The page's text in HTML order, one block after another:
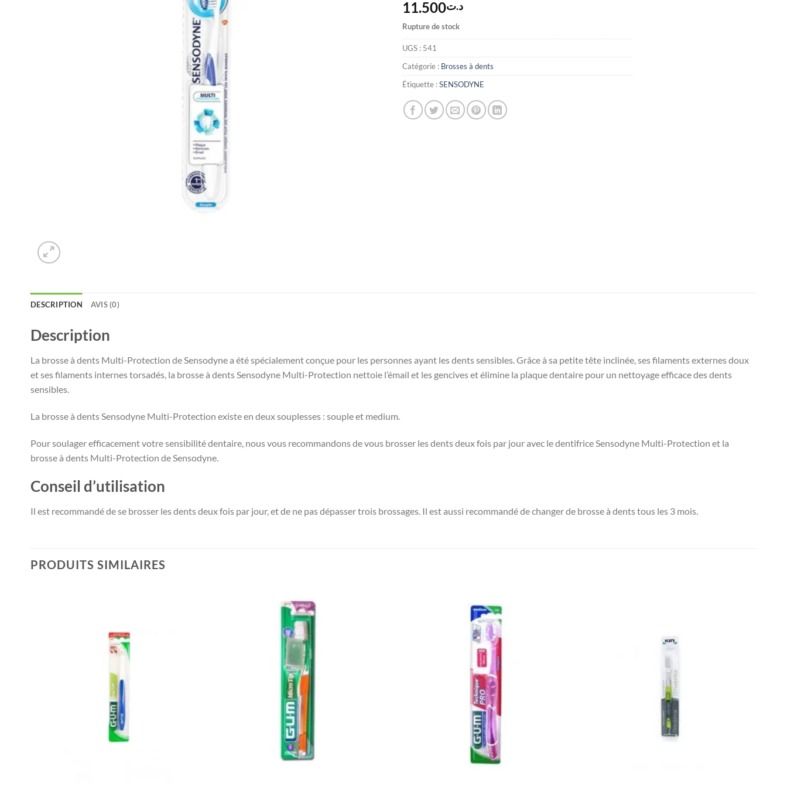
د.ت11.500
Rupture de stock
UGS : 541
Catégorie : Brosses à dents
Étiquette :SENSODYNE
DESCRIPTION AVIS (0)
Description
La brosse à dents Multi-Protection de Sensodyne a été spécialement conçue pour les personnes ayant les dents sensibles. Grâce à sa petite tête inclinée, ses filaments externes doux
et ses filaments internes torsadés, la brosse à dents Sensodyne Multi-Protection nettoie l’émail et les gencives et élimine la plaque dentaire pour un nettoyage efficace des dents
sensibles.
La brosse à dents Sensodyne Multi-Protection existe en deux souplesses : souple et medium.
Pour soulager efficacement votre sensibilité dentaire, nous vous recommandons de vous brosser les dents deux fois par jour avec le dentifrice Sensodyne Multi-Protection et la
brosse à dents Multi-Protection de Sensodyne.
Conseil d’utilisation
Il est recommandé de se brosser les dents deux fois par jour, et de ne pas dépasser trois brossages. Il est aussi recommandé de changer de brosse à dents tous les 3 mois.
PRODUITS SIMILAIRES